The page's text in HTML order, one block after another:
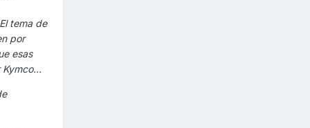
tema de
por
esas